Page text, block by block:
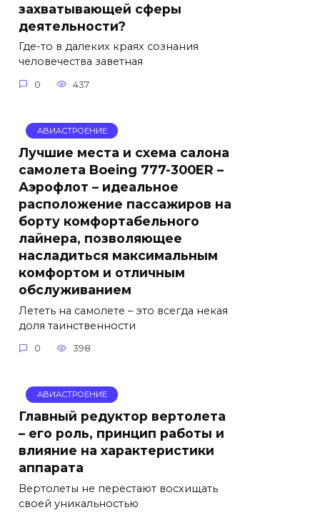
захватывающей сферы
деятельности?
Где-то в далеких краях сознания
человечества заветная
0 437
АВИАСТРОЕНИЕ
Лучшие места и схема салона
самолета Boeing 777-300ER –
Аэрофлот – идеальное
расположение пассажиров на
борту комфортабельного
лайнера, позволяющее
насладиться максимальным
комфортом и отличным
обслуживанием
Лететь на самолете – это всегда некая
доля таинственности
0 398
АВИАСТРОЕНИЕ
Главный редуктор вертолета
– его роль, принцип работы и
влияние на характеристики
аппарата
Вертолеты не перестают восхищать
своей уникальностью